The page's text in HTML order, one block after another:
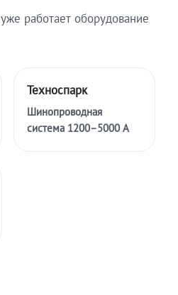
работает оборудование
Техноспарк
Шинопроводная
система 1200–5000 А